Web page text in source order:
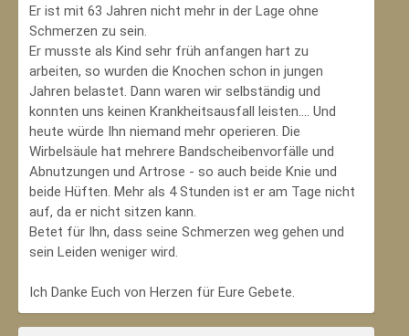
Er ist mit 63 Jahren nicht mehr in der Lage ohne
Schmerzen zu sein.
Er musste als Kind sehr früh anfangen hart zu
arbeiten, so wurden die Knochen schon in jungen
Jahren belastet. Dann waren wir selbständig und
konnten uns keinen Krankheitsausfall leisten.... Und
heute würde Ihn niemand mehr operieren. Die
Wirbelsäule hat mehrere Bandscheibenvorfälle und
Abnutzungen und Artrose - so auch beide Knie und
beide Hüften. Mehr als 4 Stunden ist er am Tage nicht
auf, da er nicht sitzen kann.
Betet für Ihn, dass seine Schmerzen weg gehen und
sein Leiden weniger wird.
Ich Danke Euch von Herzen für Eure Gebete.